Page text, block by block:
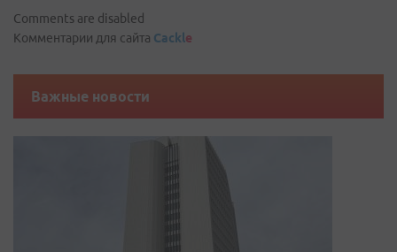
Comments are disabled
Комментарии для сайта Cackle
Важные новости